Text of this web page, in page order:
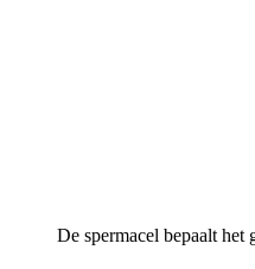
De spermacel bepaalt het